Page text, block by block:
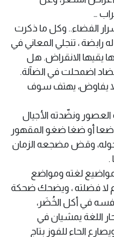
…
الفضاء.. وكل ما ذكرت
، تنجلي المعاني في
يقيها الانقراض. هل
اضمحلت في الضآلة.
يفاوض، يهتف سوف
ونضّدته الأجيال
أو ضغا ضغو المقهور
وقض مضجعه الزمان
.
لغته ومواضع
لا فضلته ، ويضحك ضحكة
في أكل الخُضَر،
اللغة يمشيان في
الحاء للفوز بتاج